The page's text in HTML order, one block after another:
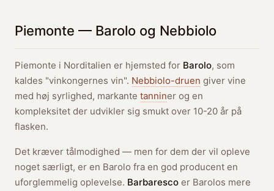
Piemonte — Barolo og Nebbiolo
Piemonte i Norditalien er hjemsted for Barolo, som
kaldes "vinkongernes vin". Nebbiolo-druen giver vine
med høj syrlighed, markante tanniner og en
kompleksitet der udvikler sig smukt over 10-20 år på
flasken.
Det kræver tålmodighed — men for dem der vil opleve
noget særligt, er en Barolo fra en god producent en
uforglemmelig oplevelse. Barbaresco er Barolos mere